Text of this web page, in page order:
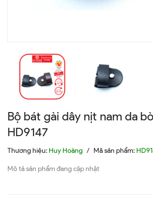
Bộ bát gài dây nịt nam da
HD9147
Thương hiệu: Huy Hoàng / Mã sản phẩm:
Mô tả sản phẩm đang cập nhật